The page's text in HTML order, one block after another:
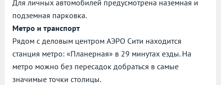
Для личных автомобилей предусмотрена наземная и
подземная парковка.
Метро и транспорт
Рядом с деловым центром АЭРО Сити находится
станция метро: «Планерная» в 29 минутах езды. На
метро можно без пересадок добраться в самые
значимые точки столицы.